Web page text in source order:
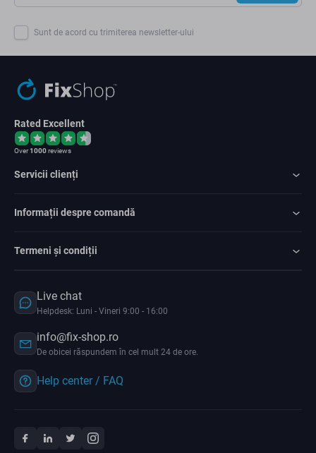
Sunt de acord cu trimiterea newsletter-ului
Rated Excellent
Over1000reviews
Servicii clienți
Informații despre comandă
Termeni și condiții
Live chat
Helpdesk: Luni - Vineri 9:00 - 16:00
info@fix-shop.ro
De obicei răspundem în cel mult 24 de ore.
Help center / FAQ